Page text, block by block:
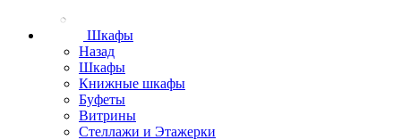
Шкафы
Назад
Шкафы
Книжные шкафы
Буфеты
Витрины
Стеллажи и Этажерки